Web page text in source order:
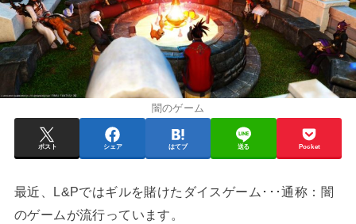
闇のゲーム
ポスト シェア はてブ 送る Pocket
最近、L&Pではギルを賭けたダイスゲーム･･･通称：闇
のゲームが流行っています。